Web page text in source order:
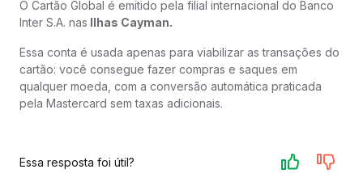
O Cartão Global é emitido pela filial internacional do Banco
Inter S.A. nas Ilhas Cayman.
Essa conta é usada apenas para viabilizar as transações do
cartão: você consegue fazer compras e saques em
qualquer moeda, com a conversão automática praticada
pela Mastercard sem taxas adicionais.
Essa resposta foi útil?